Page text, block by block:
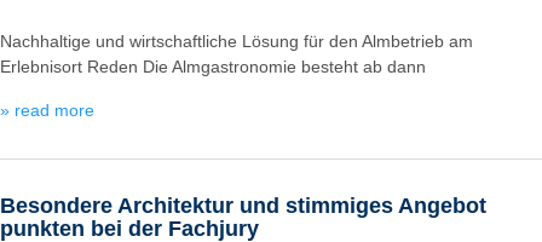
Nachhaltige und wirtschaftliche Lösung für den Almbetrieb am
Erlebnisort Reden Die Almgastronomie besteht ab dann
» read more
Besondere Architektur und stimmiges Angebot
punkten bei der Fachjury